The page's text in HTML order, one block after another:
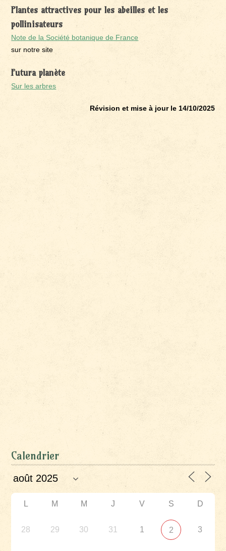
Plantes attractives pour les abeilles et les
pollinisateurs
Note de la Société botanique de France
sur notre site
Futura planète
Sur les arbres
Révision et mise à jour le 14/10/2025
Calendrier
L M M J V S D
28 29 30 31 1 2 3